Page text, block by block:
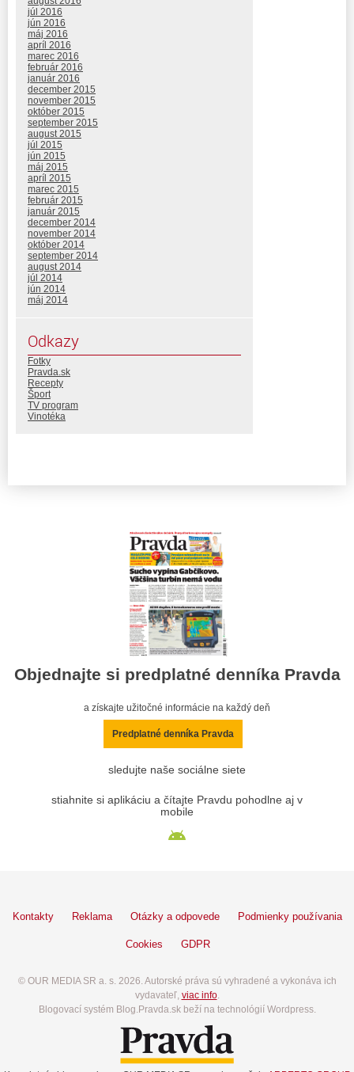
júl 2016
jún 2016
máj 2016
apríl 2016
marec 2016
február 2016
január 2016
december 2015
november 2015
október 2015
september 2015
august 2015
júl 2015
jún 2015
máj 2015
apríl 2015
marec 2015
február 2015
január 2015
december 2014
november 2014
október 2014
september 2014
august 2014
júl 2014
jún 2014
máj 2014
Odkazy
Fotky
Pravda.sk
Recepty
Šport
TV program
Vinotéka
Objednajte si predplatné denníka Pravda
a získajte užitočné informácie na každý deň
Predplatné denníka Pravda
sledujte naše sociálne siete
stiahnite si aplikáciu a čítajte Pravdu pohodlne aj v
mobile
Kontakty Reklama Otázky a odpovede Podmienky používania
Cookies GDPR
© OUR MEDIA SR a. s. 2026. Autorské práva sú vyhradené a vykonáva ich
vydavateľ, viac info.
Blogovací systém Blog.Pravda.sk beží na technológií Wordpress.